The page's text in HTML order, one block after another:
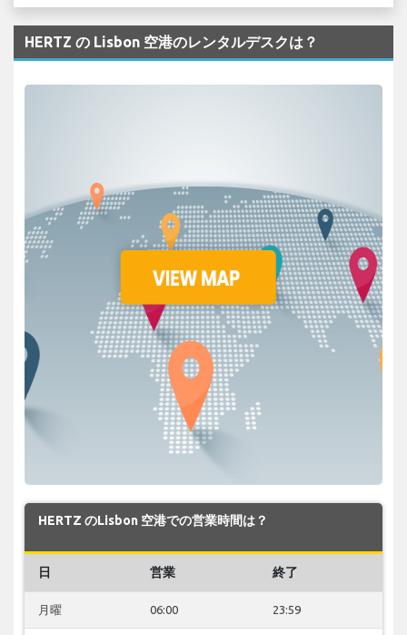
HERTZ の Lisbon 空港のレンタルデスクは？
HERTZ のLisbon 空港での営業時間は？
日 営業 終了
月曜 06:00 23:59